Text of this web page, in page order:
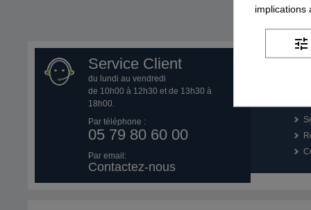
Affichage1à
Service Client
du lundi au vendredi
de 10h00 à 12h30 et de 13h30 à
18h00.
Par téléphone :
05 79 80 60 00
Par email:
Contactez-nous
implications
tune